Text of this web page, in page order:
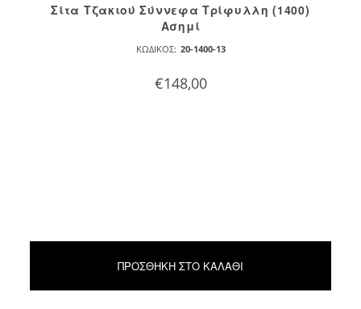
Σίτα Τζακιού Σύννεφα Τρίφυλλη (1400)
Ασημί
ΚΩΔΙΚΌΣ: 20-1400-13
€148,00
ΠΡΟΣΘΉΚΗ ΣΤΟ ΚΑΛΆΘΙ